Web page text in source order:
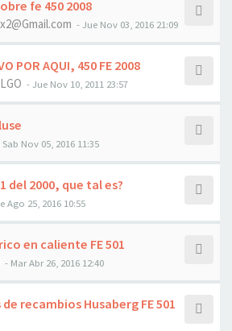
fe 450 2008
- Jue Nov 03, 2016 21:09
POR AQUI, 450 FE 2008
- Jue Nov 10, 2011 23:57
Sab Nov 05, 2016 11:35
del 2000, que tal es?
Ago 25, 2016 10:55
en caliente FE 501
- Mar Abr 26, 2016 12:40
recambios Husaberg FE 501